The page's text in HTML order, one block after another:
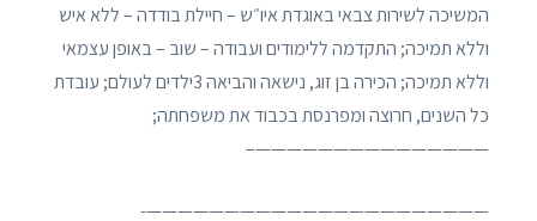
המשיכה לשירות צבאי באוגדת איו״ש – חיילת בודדה – ללא איש
וללא תמיכה; התקדמה ללימודים ועבודה – שוב – באופן עצמאי
וללא תמיכה; הכירה בן זוג, נישאה והביאה 3ילדים לעולם; עובדת
כל השנים, חרוצה ומפרנסת בכבוד את משפחתה;
———————————————–
——————————————————————-